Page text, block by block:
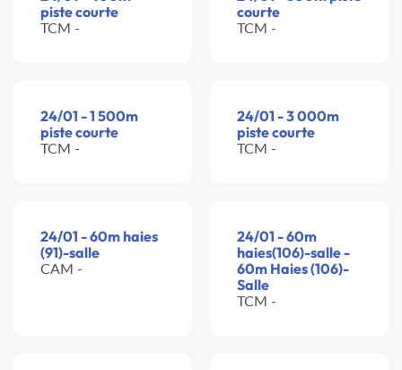
piste courte
TCM -
courte
TCM -
24/01 - 1 500m
piste courte
TCM -
24/01 - 3 000m
piste courte
TCM -
24/01 - 60m haies
(91)-salle
CAM -
24/01 - 60m
haies(106)-salle -
60m Haies (106)-
Salle
TCM -